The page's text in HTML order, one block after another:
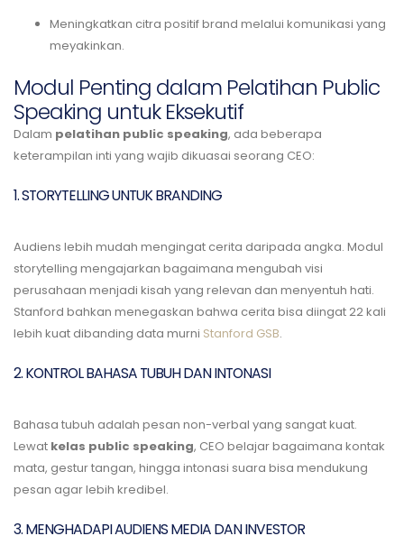
Meningkatkan citra positif brand melalui komunikasi yang
meyakinkan.
Modul Penting dalam Pelatihan Public
Speaking untuk Eksekutif
Dalam pelatihan public speaking, ada beberapa
keterampilan inti yang wajib dikuasai seorang CEO:
1. STORYTELLING UNTUK BRANDING
Audiens lebih mudah mengingat cerita daripada angka. Modul
storytelling mengajarkan bagaimana mengubah visi
perusahaan menjadi kisah yang relevan dan menyentuh hati.
Stanford bahkan menegaskan bahwa cerita bisa diingat 22 kali
lebih kuat dibanding data murni Stanford GSB.
2. KONTROL BAHASA TUBUH DAN INTONASI
Bahasa tubuh adalah pesan non-verbal yang sangat kuat.
Lewat kelas public speaking, CEO belajar bagaimana kontak
mata, gestur tangan, hingga intonasi suara bisa mendukung
pesan agar lebih kredibel.
3. MENGHADAPI AUDIENS MEDIA DAN INVESTOR